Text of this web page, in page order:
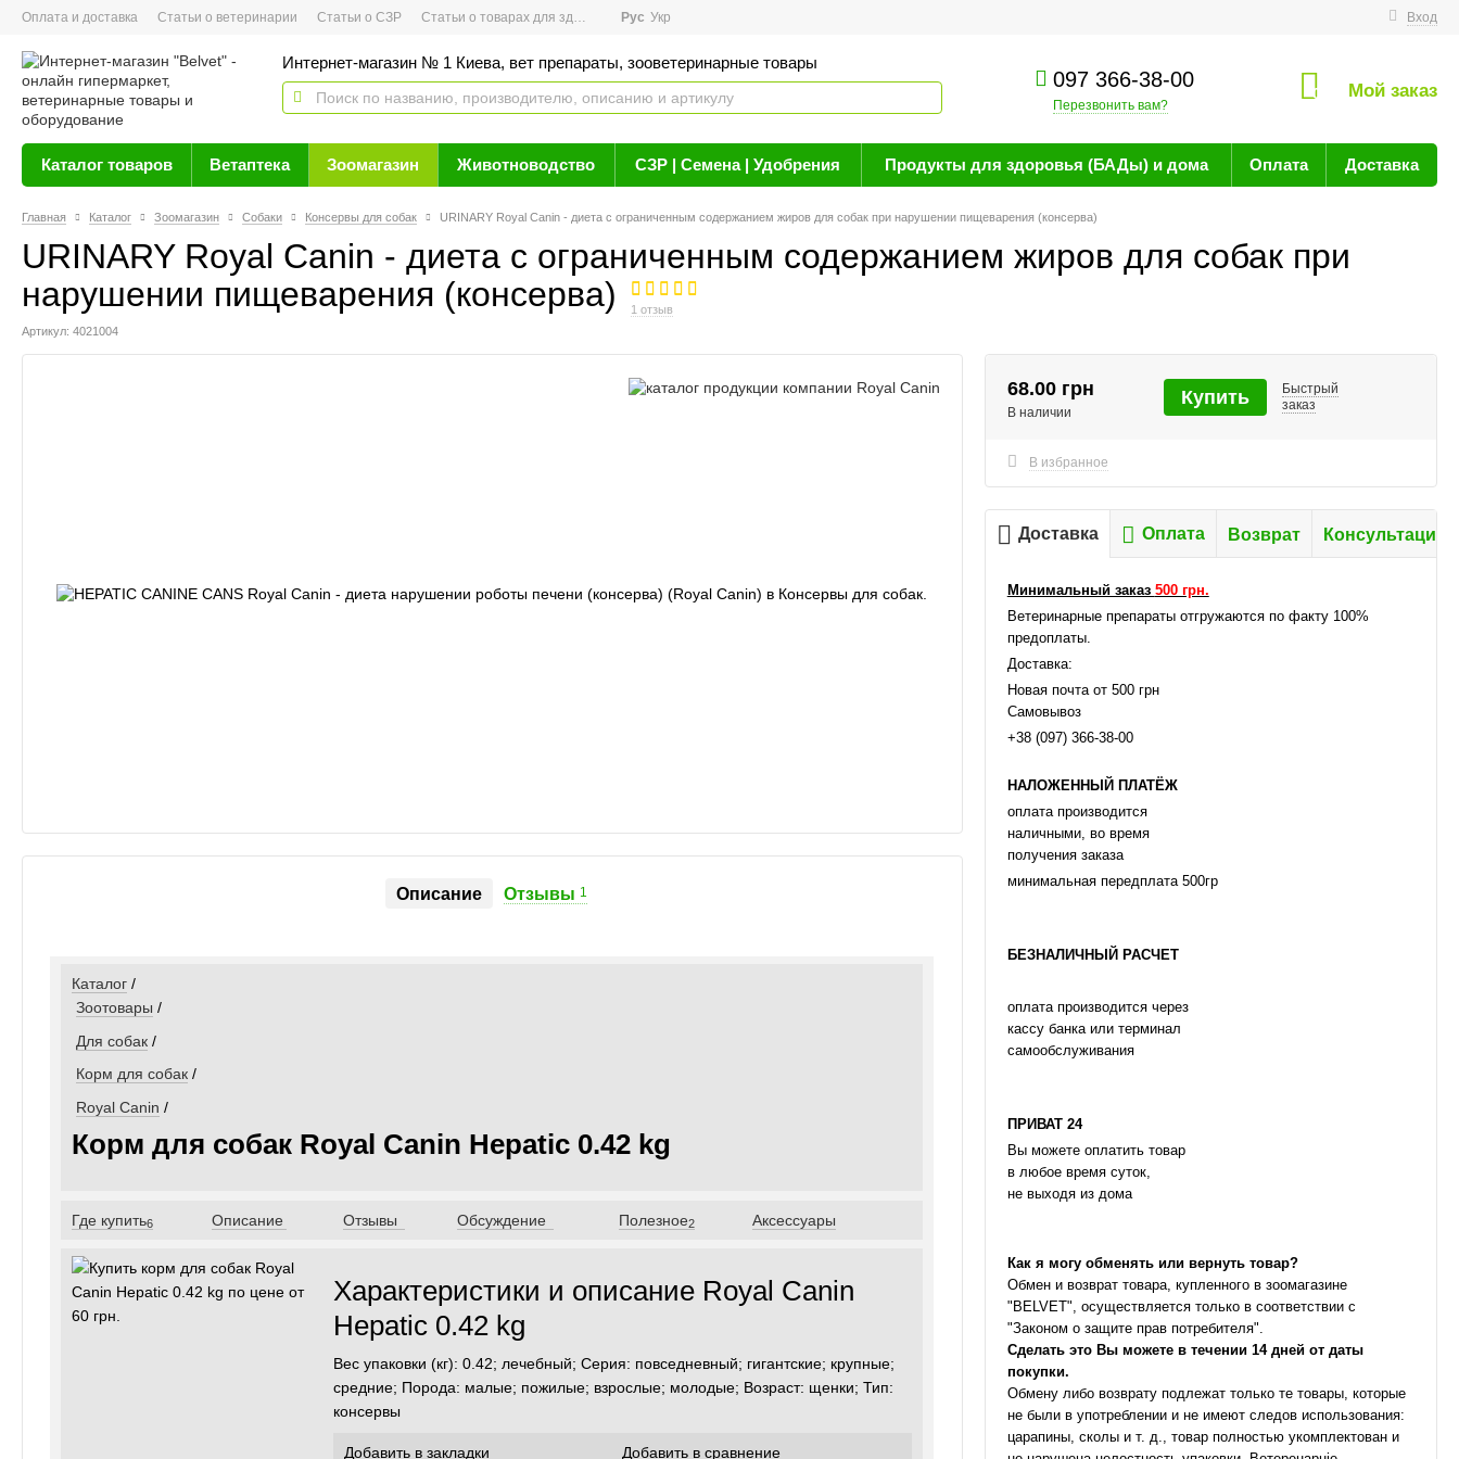
Оплата и доставка Статьи о ветеринарии Статьи о СЗР Статьи о товарах для здоровья Новости Вход
Рус Укр
Интернет-магазин № 1 Киева, вет препараты, зооветеринарные товары
097 366-38-00
Перезвонить вам?
0 Мой заказ
Каталог товаров Ветаптека Зоомагазин Животноводство СЗР | Семена | Удобрения Продукты для здоровья (БАДы) и дома Оплата Доставка
Главная Каталог Зоомагазин Собаки Консервы для собак URINARY Royal Canin - диета с ограниченным содержанием жиров для собак при нарушении пищеварения (консерва)
URINARY Royal Canin - диета с ограниченным содержанием жиров для собак при
нарушении пищеварения (консерва)
1 отзыв
Артикул: 4021004
Описание Отзывы 1
Каталог /
Зоотовары /
Для собак /
Корм для собак /
Royal Canin /
Корм для собак Royal Canin Hepatic 0.42 kg
Где купить6 Описание Отзывы Обсуждение Полезное2 Аксессуары
Характеристики и описание Royal Canin
Hepatic 0.42 kg
Вес упаковки (кг): 0.42; лечебный; Серия: повседневный; гигантские; крупные;
средние; Порода: малые; пожилые; взрослые; молодые; Возраст: щенки; Тип:
консервы
Добавить в закладки
Добавить в сравнение
68.00 грн
В наличии
Купить
Быстрый
заказ
В избранное
Доставка Оплата Возврат Консультация
Минимальный заказ 500 грн.
Ветеринарные препараты отгружаются по факту 100%
предоплаты.
Доставка:
Новая почта от 500 грн
Самовывоз
+38 (097) 366-38-00
НАЛОЖЕННЫЙ ПЛАТЁЖ
оплата производится
наличными, во время
получения заказа
минимальная передплата 500гр
БЕЗНАЛИЧНЫЙ РАСЧЕТ
оплата производится через
кассу банка или терминал
самообслуживания
ПРИВАТ 24
Вы можете оплатить товар
в любое время суток,
не выходя из дома
Как я могу обменять или вернуть товар?
Обмен и возврат товара, купленного в зоомагазине
"BELVET", осуществляется только в соответствии с
"Законом о защите прав потребителя".
Сделать это Вы можете в течении 14 дней от даты
покупки.
Обмену либо возврату подлежат только те товары, которые
не были в употреблении и не имеют следов использования:
царапины, сколы и т. д., товар полностью укомплектован и